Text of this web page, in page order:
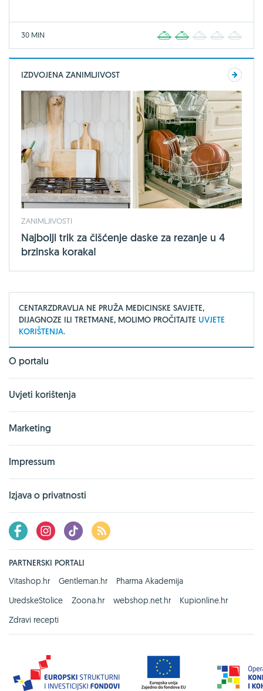
30 MIN 2 3 4
IZDVOJENA ZANIMLJIVOST
ZANIMLJIVOSTI
Najbolji trik za čišćenje daske za rezanje u 4
brzinska koraka!
CENTARZDRAVLJA NE PRUŽA MEDICINSKE SAVJETE,
DIJAGNOZE ILI TRETMANE, MOLIMO PROČITAJTE UVJETE
KORIŠTENJA.
O portalu
Uvjeti korištenja
Marketing
Impressum
Izjava o privatnosti
PARTNERSKI PORTALI
Vitashop.hr
Gentleman.hr
Pharma Akademija
UredskeStolice
Zoona.hr webshop.net.hr
Kupionline.hr
Zdravi recepti